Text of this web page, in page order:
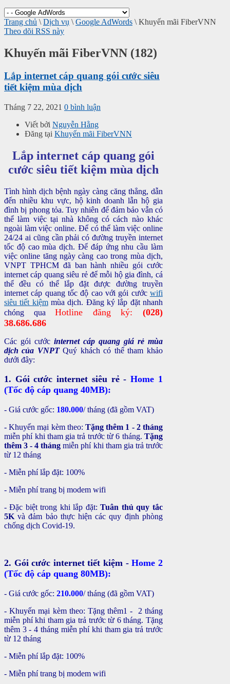
Trang chủ \ Dịch vụ \ Google AdWords \ Khuyến mãi FiberVNN
Theo dõi RSS này
Khuyến mãi FiberVNN (182)
Lắp internet cáp quang gói cước siêu
tiết kiệm mùa dịch
Tháng 7 22, 2021 0 bình luận
Viết bởi Nguyễn Hằng
Đăng tại Khuyến mãi FiberVNN
Lắp internet cáp quang gói
cước siêu tiết kiệm mùa dịch
Tình hình dịch bệnh ngày càng căng thẳng, dẫn
đến nhiều khu vực, hộ kinh doanh lẫn hộ gia
đình bị phong tỏa. Tuy nhiên để đảm bảo vẫn có
thể làm việc tại nhà không có cách nào khác
ngoài làm việc online. Để có thể làm việc online
24/24 ai cũng cần phải có đường truyền internet
tốc độ cao mùa dịch. Để đáp ứng nhu cầu làm
việc online tăng ngày càng cao trong mùa dịch,
VNPT TPHCM đã ban hành nhiều gói cước
internet cáp quang siêu rẻ để mỗi hộ gia đình, cá
thể đều có thể lắp đặt được đường truyền
internet cáp quang tốc độ cao với gói cước wifi
siêu tiết kiệmmùa dịch. Đăng ký lắp đặt nhanh
chóng quaHotline đăng ký: (028)
38.686.686
Các gói cước internet cáp quang giá rẻ mùa
dịch của VNPTQuý khách có thể tham khảo
dưới đây:
1. Gói cước internet siêu rẻ -Home 1
(Tốc độ cáp quang 40MB):
- Giá cước gốc: 180.000/ tháng (đã gồm VAT)
- Khuyến mại kèm theo: Tặng thêm 1 - 2 tháng
miễn phí khi tham gia trả trước từ 6 tháng. Tặng
thêm 3 - 4 tháng miễn phí khi tham gia trả trước
từ 12 tháng
- Miễn phí lắp đặt: 100%
- Miễn phí trang bị modem wifi
- Đặc biệt trong khi lắp đặt:Tuân thủ quy tắc
5K và đảm bảo thực hiện các quy định phòng
chống dịch Covid-19.
2. Gói cước internet tiết kiệm -Home 2
(Tốc độ cáp quang 80MB):
- Giá cước gốc: 210.000/ tháng (đã gồm VAT)
- Khuyến mại kèm theo: Tặng thêm1 -
2 tháng
miễn phí khi tham gia trả trước từ 6 tháng. Tặng
thêm 3 - 4 tháng miễn phí khi tham gia trả trước
từ 12 tháng
- Miễn phí lắp đặt: 100%
- Miễn phí trang bị modem wifi